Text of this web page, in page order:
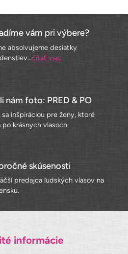
vám pri výbere?
absolvujeme desiatky
čítať viac
nám foto: PRED & PO
sa inšpiráciou pre ženy, ktoré
po krásnych vlasoch.
skúsenosti
predajca ľudských vlasov na
informácie